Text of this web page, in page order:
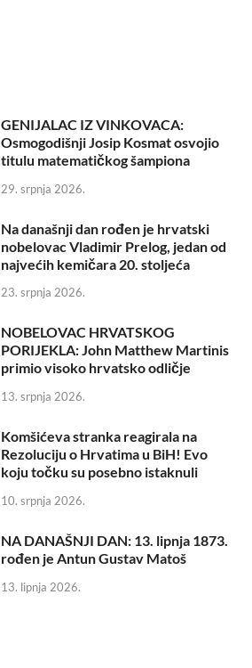
GENIJALAC IZ VINKOVACA:
Osmogodišnji Josip Kosmat osvojio
titulu matematičkog šampiona
29. srpnja 2026.
Na današnji dan rođen je hrvatski
nobelovac Vladimir Prelog, jedan od
najvećih kemičara 20. stoljeća
23. srpnja 2026.
NOBELOVAC HRVATSKOG
PORIJEKLA: John Matthew Martinis
primio visoko hrvatsko odličje
13. srpnja 2026.
Komšićeva stranka reagirala na
Rezoluciju o Hrvatima u BiH! Evo
koju točku su posebno istaknuli
10. srpnja 2026.
NA DANAŠNJI DAN: 13. lipnja 1873.
rođen je Antun Gustav Matoš
13. lipnja 2026.